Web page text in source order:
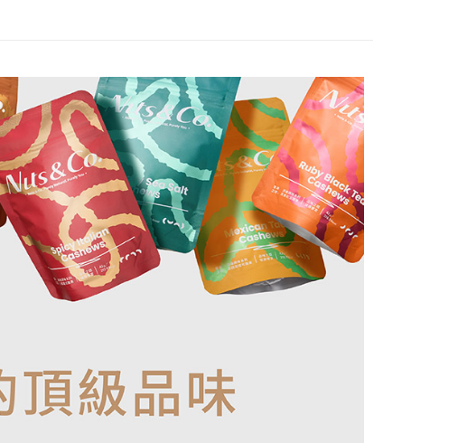
付款後7-11取貨
每筆NT$60，滿NT$600(含以上)免運費
每筆NT$120，滿NT$990(含以上)免運費